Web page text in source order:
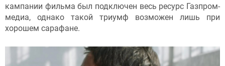
кампании фильма был подключен весь ресурс Газпром-
медиа, однако такой триумф возможен лишь при
хорошем сарафане.